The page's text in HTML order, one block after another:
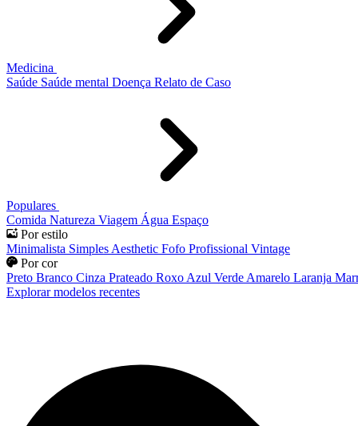
Medicina
Saúde Saúde mental Doença Relato de Caso
Populares
Comida Natureza Viagem Água Espaço
Por estilo
Minimalista Simples Aesthetic Fofo Profissional Vintage
Por cor
Preto Branco Cinza Prateado Roxo Azul Verde Amarelo Laranja
Explorar modelos recentes